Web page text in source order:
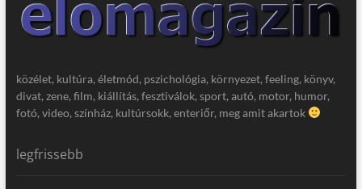
közélet, kultúra, életmód, pszichológia, környezet, feeling, könyv,
divat, zene, film, kiállítás, fesztiválok, sport, autó, motor, humor,
fotó, video, színház, kultúrsokk, enteriőr, meg amit akartok
legfrissebb